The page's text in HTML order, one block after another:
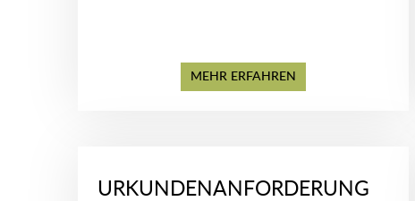
MEHR ERFAHREN
URKUNDENANFORDERUNG